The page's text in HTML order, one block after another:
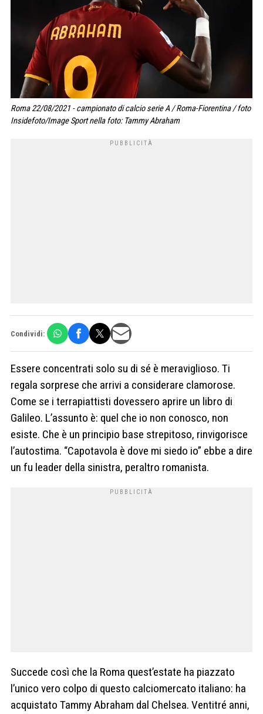
Roma 22/08/2021 - campionato di calcio serie A / Roma-Fiorentina / foto
Insidefoto/Image Sport nella foto: Tammy Abraham
Condividi:
Essere concentrati solo su di sé è meraviglioso. Ti
regala sorprese che arrivi a considerare clamorose.
Come se i terrapiattisti dovessero aprire un libro di
Galileo. L’assunto è: quel che io non conosco, non
esiste. Che è un principio base strepitoso, rinvigorisce
l’autostima. “Capotavola è dove mi siedo io” ebbe a dire
un fu leader della sinistra, peraltro romanista.
Succede così che la Roma quest’estate ha piazzato
l’unico vero colpo di questo calciomercato italiano: ha
acquistato Tammy Abraham dal Chelsea. Ventitré anni,